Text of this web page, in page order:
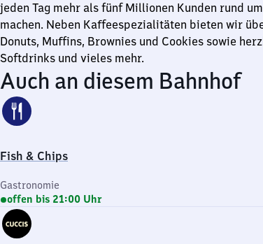
jeden Tag mehr als fünf Millionen Kunden rund
machen. Neben Kaffeespezialitäten bieten wir
Donuts, Muffins, Brownies und Cookies sowie
Softdrinks und vieles mehr.
Auch an diesem Bahnhof
Fish & Chips
Gastronomie
offen bis 21:00 Uhr